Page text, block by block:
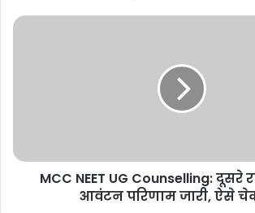
ईब नदी पर बनने वाला यह पुल सिर्फ आवागमन का साधन
छात्रों को शिक्षा के बेहतर अवसर और मरीजों को स्वास्थ्य
मिल सकेगी। साथ ही, रोजगार और कारोबार के नए अवसर
फरसाबहार क्षेत्र के ग्रामीणों ने मुख्यमंत्री विष्णुदेव साय
कहा कि लंबे समय से पुल निर्माण की मांग की जा रही थी।
MCC NEET UG Counselling: दूसरे
आवंटन परिणाम जारी, ऐसे